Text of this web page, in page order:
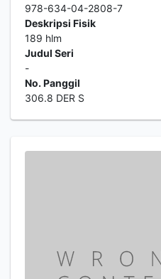
978-634-04-2808-7
Deskripsi Fisik
189 hlm
Judul Seri
-
No. Panggil
306.8 DER S